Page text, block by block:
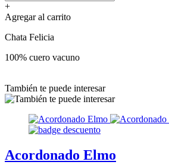
+
Agregar al carrito
Chata Felicia
100% cuero vacuno
También te puede interesar
Acordonado Elmo